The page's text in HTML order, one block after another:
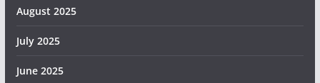
August 2025
July 2025
June 2025